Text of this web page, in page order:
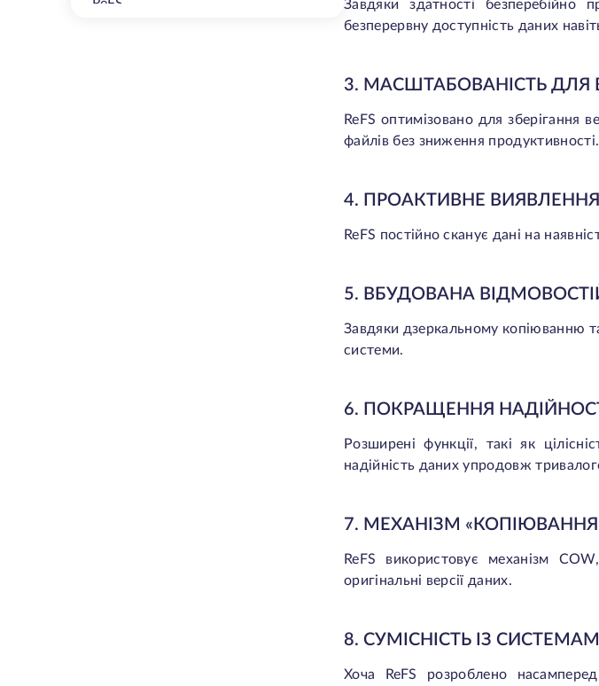
ReFS
Завдяки здатності безперебійно
безперервну доступність даних
3. МАСШТАБОВАНІСТЬ ДЛЯ
ReFS оптимізовано для зберігання
файлів без зниження продуктивності.
4. ПРОАКТИВНЕ
ReFS постійно сканує дані на
5. ВБУДОВАНА
Завдяки дзеркальному копіюванню
системи.
6. ПОКРАЩЕННЯ
Розширені функції, такі як
надійність даних упродовж
7. МЕХАНІЗМ «КОПІЮВАННЯ
ReFS використовує механізм
оригінальні версії даних.
8. СУМІСНІСТЬ ІЗ
Хоча ReFS розроблено